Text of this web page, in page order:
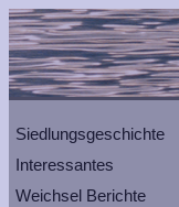
Siedlungsgeschichte
Interessantes
Weichsel Berichte